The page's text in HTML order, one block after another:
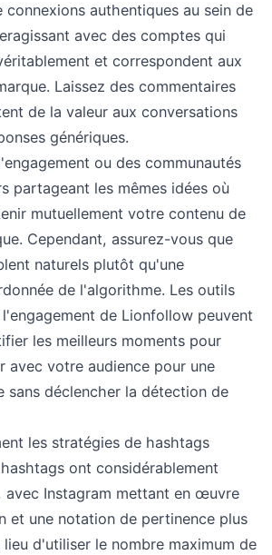
connexions authentiques au sein de
avec des comptes qui
et correspondent aux
Laissez des commentaires
de la valeur aux conversations
génériques.
ou des communautés
partageant les mêmes idées où
mutuellement votre contenu de
Cependant, assurez-vous que
naturels plutôt qu'une
de l'algorithme. Les outils
de Lionfollow peuvent
les meilleurs moments pour
avec votre audience pour une
sans déclencher la détection de
les stratégies de hashtags
ont considérablement
avec Instagram mettant en œuvre
et une notation de pertinence plus
lieu d'utiliser le nombre maximum de